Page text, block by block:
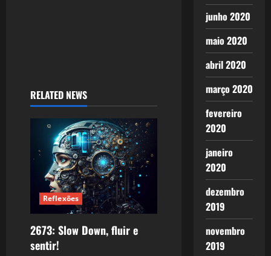
RELATED NEWS
Reflexões
2673: Slow Down, fluir e
sentir!
junho 2020
maio 2020
abril 2020
março 2020
fevereiro
2020
janeiro
2020
dezembro
2019
novembro
2019